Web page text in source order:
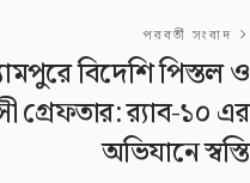
পরবর্তী সংবাদ
বিদেশি পিস্তল ও
গ্রেফতার: র‌্যাব-১০ এর
অভিযানে স্বস্তি